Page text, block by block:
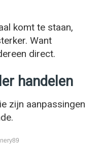
komt te staan,
Want
direct.
handelen
zijn aanpassingen